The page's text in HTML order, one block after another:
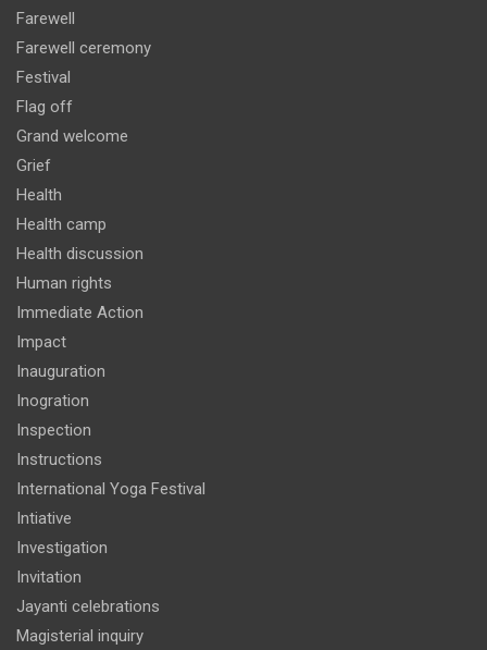
Farewell
Farewell ceremony
Festival
Flag off
Grand welcome
Grief
Health
Health camp
Health discussion
Human rights
Immediate Action
Impact
Inauguration
Inogration
Inspection
Instructions
International Yoga Festival
Intiative
Investigation
Invitation
Jayanti celebrations
Magisterial inquiry